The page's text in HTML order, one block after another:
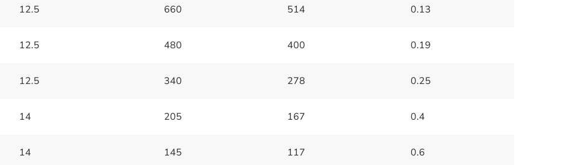
12.5 660 514 0.13
12.5 480 400 0.19
12.5 340 278 0.25
14 205 167 0.4
14 145 117 0.6